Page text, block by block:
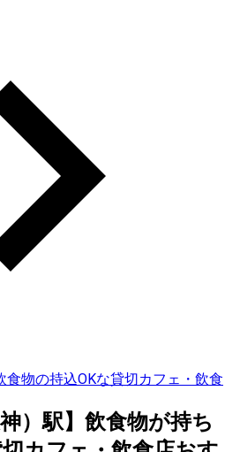
物の持込OKな貸切カフェ・飲食
）駅】飲食物が持ち